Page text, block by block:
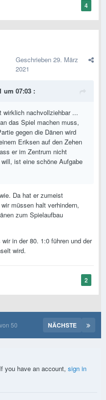
4
Geschrieben 29. März
2021
um 07:03 :
nachvollziehbar ...
das Spiel machen muss,
gegen die Dänen wird
Eriksen auf den Zehen
er im Zentrum nicht
ist eine schöne Aufgabe
Da hat er zumeist
müssen halt verhindern,
zum Spielaufbau
in der 80. 1:0 führen und der
wird.
2
NÄCHSTE
50
you have an account, sign in